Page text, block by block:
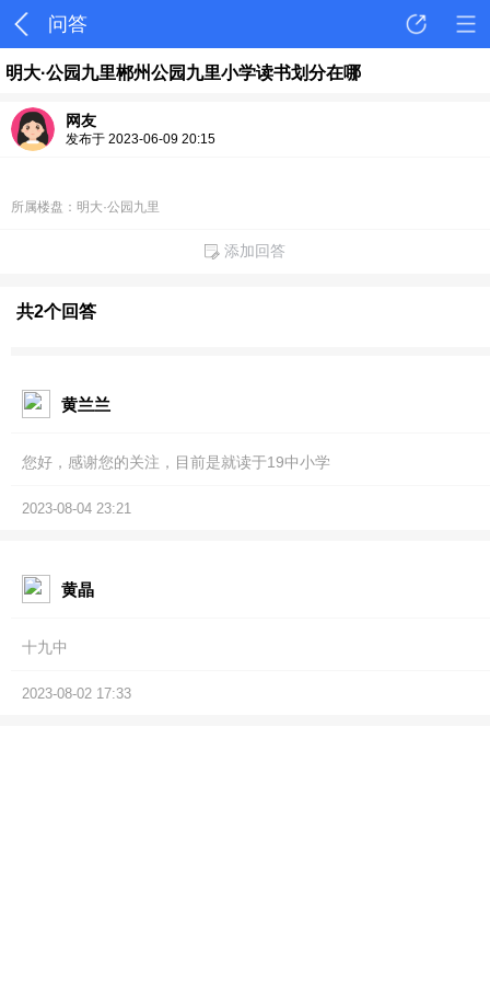
问答
明大·公园九里郴州公园九里小学读书划分在哪
网友
发布于 2023-06-09 20:15
所属楼盘：明大·公园九里
添加回答
共2个回答
黄兰兰
您好，感谢您的关注，目前是就读于19中小学
2023-08-04 23:21
黄晶
十九中
2023-08-02 17:33